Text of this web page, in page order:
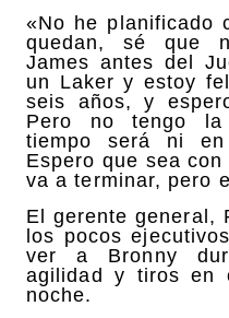
«No he planificado
quedan, sé que
James antes del
un Laker y estoy
seis años, y
Pero no tengo la
tiempo será ni en
Espero que sea
va a terminar, pero
El gerente general,
los pocos
ver a Bronny
agilidad y tiros en
noche.